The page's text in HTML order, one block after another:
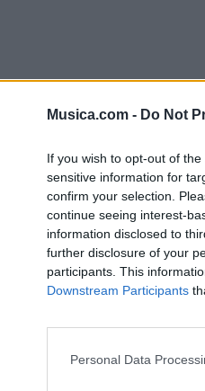
Musica.com - Do Not
If you wish to opt-out of
sensitive information for
confirm your selection.
continue seeing interest-
information disclosed to
further disclosure of your
participants. This
Downstream Participants
Personal Data
esta canción?